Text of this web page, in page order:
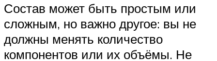
Состав может быть простым или
сложным, но важно другое: вы не
должны менять количество
компонентов или их объёмы. Не